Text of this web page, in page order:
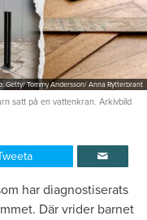
Getty/ Tommy Andersson/ Anna Rytterbrant
satt på en vattenkran. Arkivbild
har diagnostiserats
Där vrider barnet